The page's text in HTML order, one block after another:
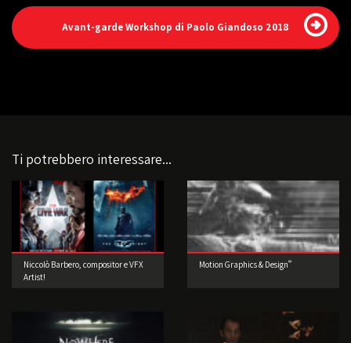
Avant-garde Workshop di Paolo Giandoso 2018
Ti potrebbero interessare...
Niccolò Barbero, compositor e VFX
Artist!
Motion Graphics & Design®